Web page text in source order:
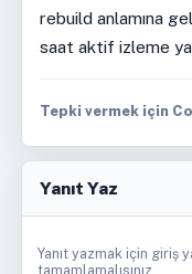
rebuild anlamına
saat aktif izleme
Tepki vermek için
Yanıt Yaz
Yanıt yazmak için giriş
tamamlamalısınız.